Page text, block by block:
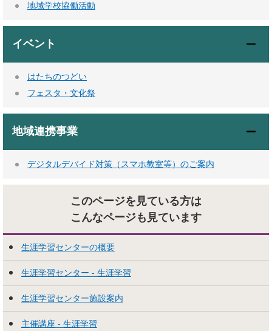
地域学校協働活動
イベント
はたちのつどい
フェスタ・文化祭
地域連携事業
デジタルデバイド対策（スマホ教室等）のご案内
このページを見ている方は
こんなページも見ています
生涯学習センターの概要
生涯学習センター - 生涯学習
生涯学習センター施設案内
主催講座 - 生涯学習